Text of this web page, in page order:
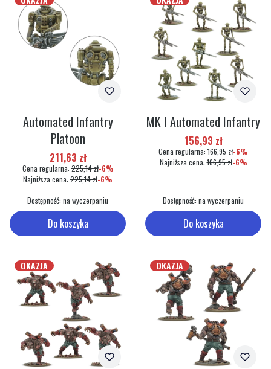
Do koszyka
Automated Infantry
Platoon
Cena promocyjna
211,63 zł
Cena regularna: 225,14 zł-6%
Najniższa cena: 225,14 zł-6%
Dostępność: na wyczerpaniu
Do koszyka
MK I Automated Infantry
Cena promocyjna
156,93 zł
Cena regularna: 166,95 zł-6%
Najniższa cena: 166,95 zł-6%
Dostępność: na wyczerpaniu
OKAZJA OKAZJA